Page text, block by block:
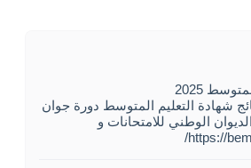
2025
شهادة التعليم المتوسط دورة جوان
الديوان الوطني للامتحانات و